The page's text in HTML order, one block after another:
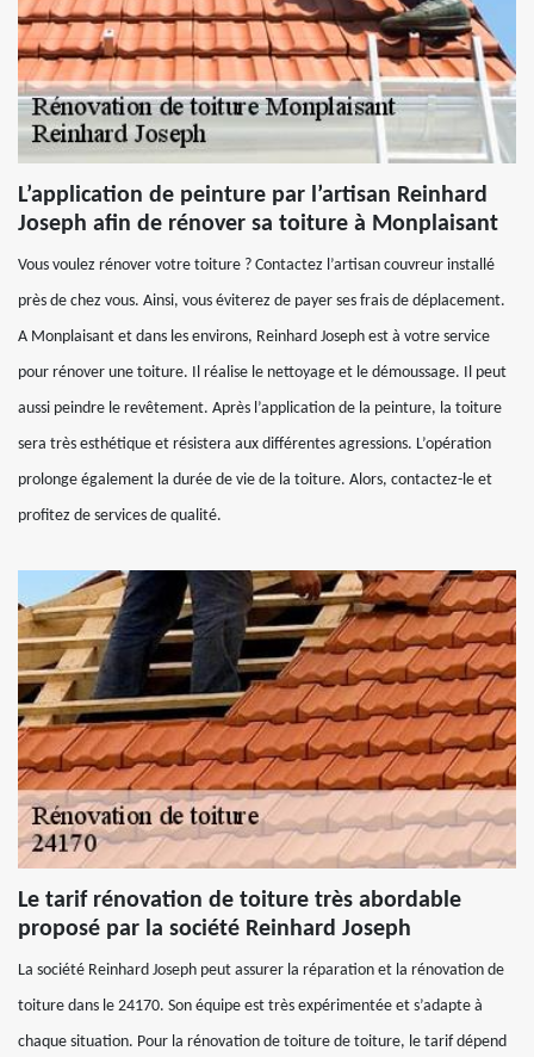
L’application de peinture par l’artisan Reinhard
Joseph afin de rénover sa toiture à Monplaisant
Vous voulez rénover votre toiture ? Contactez l’artisan couvreur installé
près de chez vous. Ainsi, vous éviterez de payer ses frais de déplacement.
A Monplaisant et dans les environs, Reinhard Joseph est à votre service
pour rénover une toiture. Il réalise le nettoyage et le démoussage. Il peut
aussi peindre le revêtement. Après l’application de la peinture, la toiture
sera très esthétique et résistera aux différentes agressions. L’opération
prolonge également la durée de vie de la toiture. Alors, contactez-le et
profitez de services de qualité.
Le tarif rénovation de toiture très abordable
proposé par la société Reinhard Joseph
La société Reinhard Joseph peut assurer la réparation et la rénovation de
toiture dans le 24170. Son équipe est très expérimentée et s’adapte à
chaque situation. Pour la rénovation de toiture de toiture, le tarif dépend